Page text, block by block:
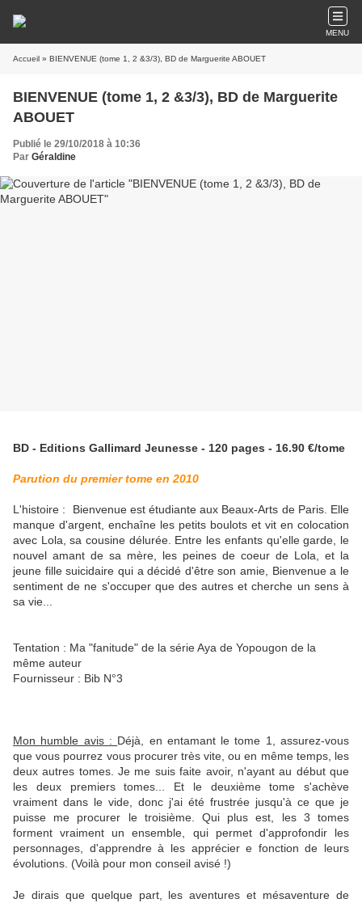
MENU
Accueil » BIENVENUE (tome 1, 2 &3/3), BD de Marguerite ABOUET
BIENVENUE (tome 1, 2 &3/3), BD de Marguerite
ABOUET
Publié le 29/10/2018 à 10:36
Par Géraldine
BD - Editions Gallimard Jeunesse - 120 pages - 16.90 €/tome
Parution du premier tome en 2010
L'histoire : Bienvenue est étudiante aux Beaux-Arts de Paris. Elle
manque d'argent, enchaîne les petits boulots et vit en colocation
avec Lola, sa cousine délurée. Entre les enfants qu'elle garde, le
nouvel amant de sa mère, les peines de coeur de Lola, et la
jeune fille suicidaire qui a décidé d'être son amie, Bienvenue a le
sentiment de ne s'occuper que des autres et cherche un sens à
sa vie...
Tentation : Ma "fanitude" de la série Aya de Yopougon de la
même auteur
Fournisseur : Bib N°3
Mon humble avis : Déjà, en entamant le tome 1, assurez-vous
que vous pourrez vous procurer très vite, ou en même temps, les
deux autres tomes. Je me suis faite avoir, n'ayant au début que
les deux premiers tomes... Et le deuxième tome s'achève
vraiment dans le vide, donc j'ai été frustrée jusqu'à ce que je
puisse me procurer le troisième. Qui plus est, les 3 tomes
forment vraiment un ensemble, qui permet d'approfondir les
personnages, d'apprendre à les apprécier e fonction de leurs
évolutions. (Voilà pour mon conseil avisé !)
Je dirais que quelque part, les aventures et mésaventure de